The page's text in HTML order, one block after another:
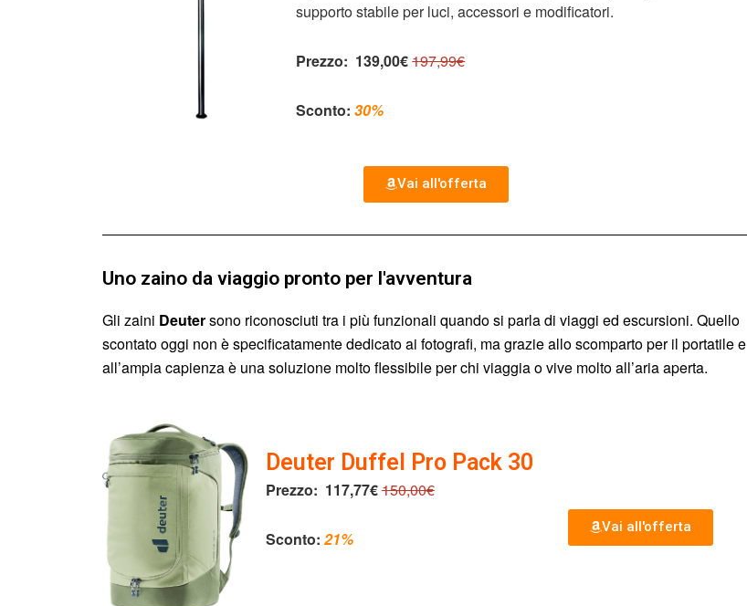
supporto stabile per luci, accessori e modificatori.
Prezzo: 139,00€197,99€
Sconto: 30%
Vai all'offerta
Uno zaino da viaggio pronto per l'avventura
Gli zaini Deutersono riconosciuti tra i più funzionali quando si parla di viaggi ed escursioni. Quello
scontato oggi non è specificatamente dedicato ai fotografi, ma grazie allo scomparto per il portatile e
all’ampia capienza è una soluzione molto flessibile per chi viaggia o vive molto all’aria aperta.
Deuter Duffel Pro Pack 30
Prezzo: 117,77€150,00€
Sconto: 21%
Vai all'offerta